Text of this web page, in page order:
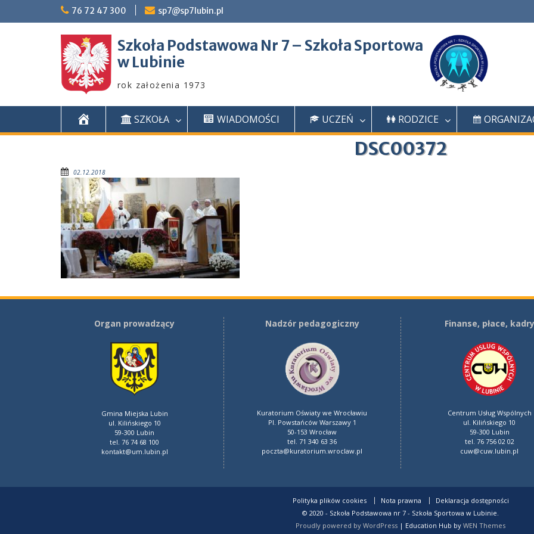
76 72 47 300 sp7@sp7lubin.pl
Szkoła Podstawowa Nr 7 – Szkoła Sportowa
w Lubinie
rok założenia 1973
t
t
SZKOŁA WIADOMOŚCI UCZEŃ RODZICE
DSC00372
02.12.2018
Organ prowadzący
Gmina Miejska Lubin
ul. Kilińskiego 10
59-300 Lubin
tel. 76 74 68 100
kontakt@um.lubin.pl
Nadzór pedagogiczny
Kuratorium Oświaty we Wrocławiu
Pl. Powstańców Warszawy 1
50-153 Wrocław
tel. 71 340 63 36
poczta@kuratorium.wroclaw.pl
Finanse, płace, kadry
Centrum Usług Wspólnych
ul. Kilińskiego 10
59-300 Lubin
tel. 76 756 02 02
cuw@cuw.lubin.pl
Polityka plików cookies Nota prawna
Deklaracja dostępności
© 2020 - Szkoła Podstawowa nr 7 - Szkoła Sportowa w Lubinie.
Proudly powered by WordPress | Education Hub by WEN Themes